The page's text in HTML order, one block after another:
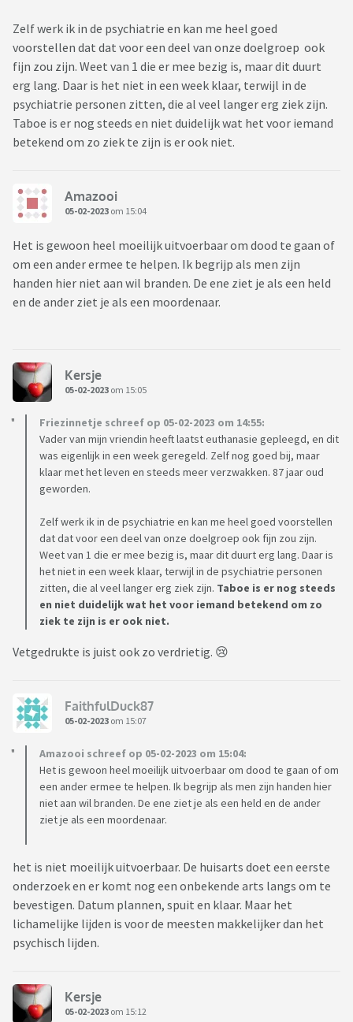
Zelf werk ik in de psychiatrie en kan me heel goed
voorstellen dat dat voor een deel van onze doelgroep ook
fijn zou zijn. Weet van 1 die er mee bezig is, maar dit duurt
erg lang. Daar is het niet in een week klaar, terwijl in de
psychiatrie personen zitten, die al veel langer erg ziek zijn.
Taboe is er nog steeds en niet duidelijk wat het voor iemand
betekend om zo ziek te zijn is er ook niet.
Amazooi
05-02-2023 om 15:04
Het is gewoon heel moeilijk uitvoerbaar om dood te gaan of
om een ander ermee te helpen. Ik begrijp als men zijn
handen hier niet aan wil branden. De ene ziet je als een held
en de ander ziet je als een moordenaar.
Kersje
05-02-2023 om 15:05
Friezinnetje schreef op 05-02-2023 om 14:55:
Vader van mijn vriendin heeft laatst euthanasie gepleegd, en dit
was eigenlijk in een week geregeld. Zelf nog goed bij, maar
klaar met het leven en steeds meer verzwakken. 87 jaar oud
geworden.
Zelf werk ik in de psychiatrie en kan me heel goed voorstellen
dat dat voor een deel van onze doelgroep ook fijn zou zijn.
Weet van 1 die er mee bezig is, maar dit duurt erg lang. Daar is
het niet in een week klaar, terwijl in de psychiatrie personen
zitten, die al veel langer erg ziek zijn. Taboe is er nog steeds
en niet duidelijk wat het voor iemand betekend om zo
ziek te zijn is er ook niet.
Vetgedrukte is juist ook zo verdrietig. 😢
FaithfulDuck87
05-02-2023 om 15:07
Amazooi schreef op 05-02-2023 om 15:04:
Het is gewoon heel moeilijk uitvoerbaar om dood te gaan of om
een ander ermee te helpen. Ik begrijp als men zijn handen hier
niet aan wil branden. De ene ziet je als een held en de ander
ziet je als een moordenaar.
het is niet moeilijk uitvoerbaar. De huisarts doet een eerste
onderzoek en er komt nog een onbekende arts langs om te
bevestigen. Datum plannen, spuit en klaar. Maar het
lichamelijke lijden is voor de meesten makkelijker dan het
psychisch lijden.
Kersje
05-02-2023 om 15:12